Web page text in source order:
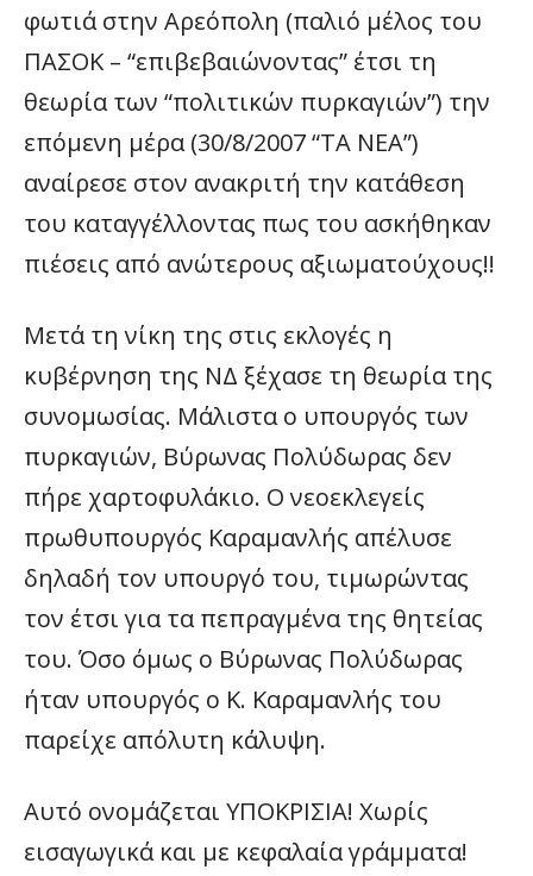
φωτιά στην Αρεόπολη (παλιό μέλος του
ΠΑΣΟΚ – “επιβεβαιώνοντας” έτσι τη
θεωρία των “πολιτικών πυρκαγιών”) την
επόμενη μέρα (30/8/2007 “ΤΑ ΝΕΑ”)
αναίρεσε στον ανακριτή την κατάθεση
του καταγγέλλοντας πως του ασκήθηκαν
πιέσεις από ανώτερους αξιωματούχους!!
Μετά τη νίκη της στις εκλογές η
κυβέρνηση της ΝΔ ξέχασε τη θεωρία της
συνομωσίας. Μάλιστα ο υπουργός των
πυρκαγιών, Βύρωνας Πολύδωρας δεν
πήρε χαρτοφυλάκιο. Ο νεοεκλεγείς
πρωθυπουργός Καραμανλής απέλυσε
δηλαδή τον υπουργό του, τιμωρώντας
τον έτσι για τα πεπραγμένα της θητείας
του. Όσο όμως ο Βύρωνας Πολύδωρας
ήταν υπουργός ο Κ. Καραμανλής του
παρείχε απόλυτη κάλυψη.
Αυτό ονομάζεται ΥΠΟΚΡΙΣΙΑ! Χωρίς
εισαγωγικά και με κεφαλαία γράμματα!